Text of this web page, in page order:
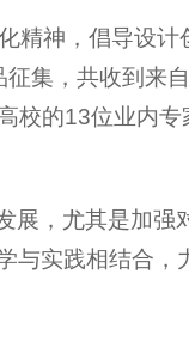
精神，倡导设计
集，共收到来
校的13位业内专
展，尤其是加强
与实践相结合，